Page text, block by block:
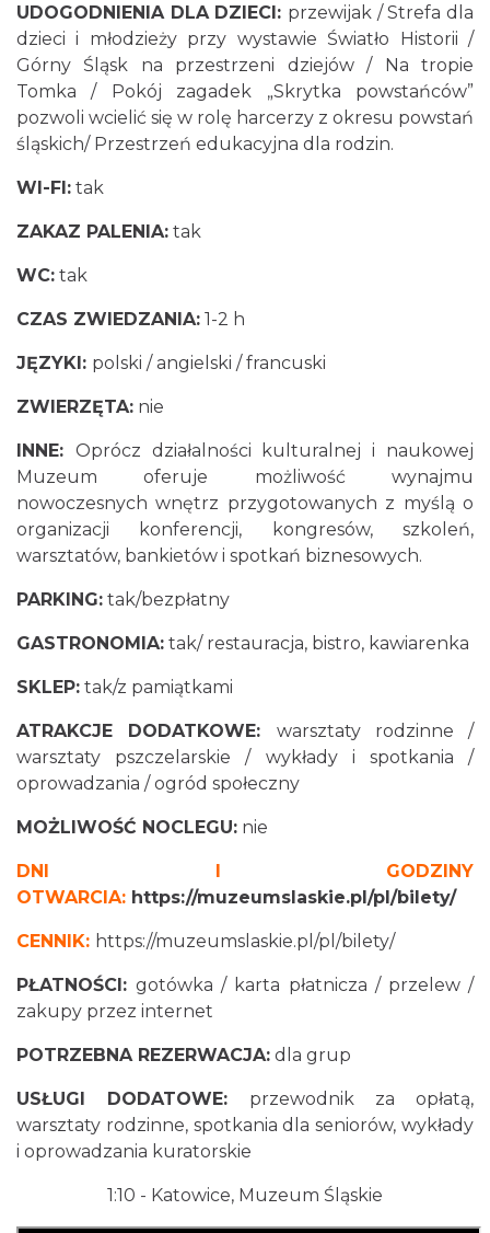
UDOGODNIENIA DLA DZIECI: przewijak / Strefa dla
dzieci i młodzieży przy wystawie Światło Historii /
Górny Śląsk na przestrzeni dziejów / Na tropie
Tomka / Pokój zagadek „Skrytka powstańców”
pozwoli wcielić się w rolę harcerzy z okresu powstań
śląskich/ Przestrzeń edukacyjna dla rodzin.
WI-FI: tak
ZAKAZ PALENIA: tak
WC: tak
CZAS ZWIEDZANIA: 1-2 h
JĘZYKI: polski / angielski / francuski
ZWIERZĘTA: nie
INNE: Oprócz działalności kulturalnej i naukowej
Muzeum oferuje możliwość wynajmu
nowoczesnych wnętrz przygotowanych z myślą o
organizacji konferencji, kongresów, szkoleń,
warsztatów, bankietów i spotkań biznesowych.
PARKING: tak/bezpłatny
GASTRONOMIA: tak/ restauracja, bistro, kawiarenka
SKLEP: tak/z pamiątkami
ATRAKCJE DODATKOWE: warsztaty rodzinne /
warsztaty pszczelarskie / wykłady i spotkania /
oprowadzania / ogród społeczny
MOŻLIWOŚĆ NOCLEGU: nie
DNI I GODZINY
OTWARCIA: https://muzeumslaskie.pl/pl/bilety/
CENNIK: https://muzeumslaskie.pl/pl/bilety/
PŁATNOŚCI:gotówka / karta płatnicza / przelew /
zakupy przez internet
POTRZEBNA REZERWACJA: dla grup
USŁUGI DODATOWE: przewodnik za opłatą,
warsztaty rodzinne, spotkania dla seniorów, wykłady
i oprowadzania kuratorskie
1:10 - Katowice, Muzeum Śląskie